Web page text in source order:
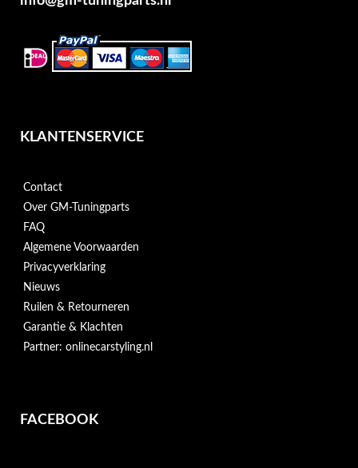
KLANTENSERVICE
Contact
Over GM-Tuningparts
FAQ
Algemene Voorwaarden
Privacyverklaring
Nieuws
Ruilen & Retourneren
Garantie & Klachten
Partner: onlinecarstyling.nl
FACEBOOK